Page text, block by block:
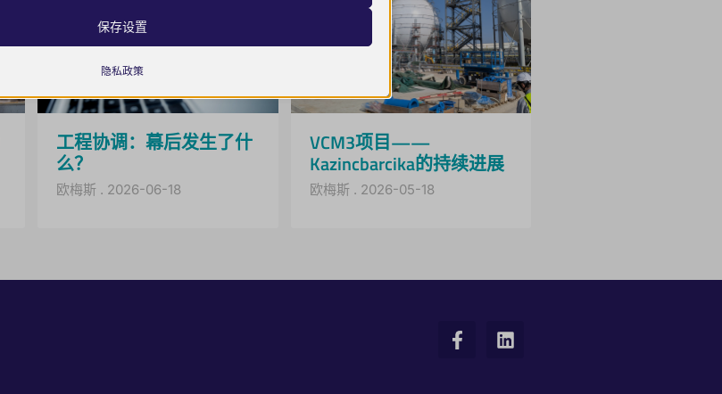
工程协调：幕后发生了什
么？
欧梅斯 2026-06-18
VCM3项目——
Kazincbarcika的持续进展
欧梅斯 2026-05-18
显示详情
保存设置
隐私政策